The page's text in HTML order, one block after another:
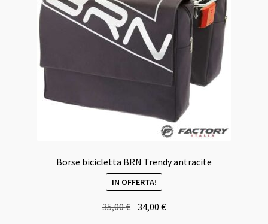
Borse bicicletta BRN Trendy antracite
IN OFFERTA!
35,00€ 34,00€Il